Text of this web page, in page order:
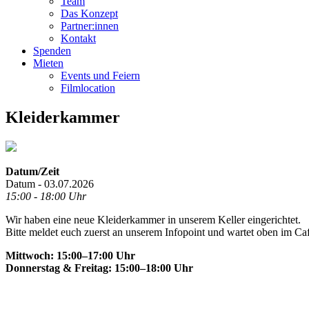
Das Konzept
Partner:innen
Kontakt
Spenden
Mieten
Events und Feiern
Filmlocation
Kleiderkammer
Datum/Zeit
Datum - 03.07.2026
15:00 - 18:00 Uhr
Wir haben eine neue Kleiderkammer in unserem Keller eingerichtet.
Bitte meldet euch zuerst an unserem Infopoint und wartet oben im
Mittwoch: 15:00–17:00 Uhr
Donnerstag & Freitag: 15:00–18:00 Uhr